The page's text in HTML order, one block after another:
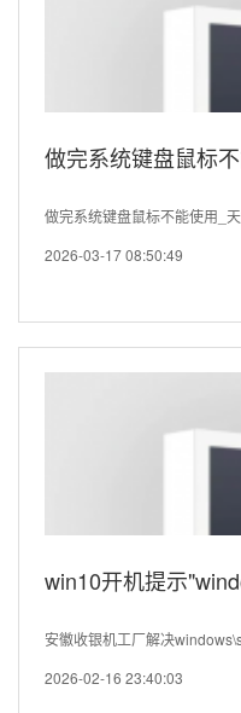
做完系统键盘鼠标
做完系统键盘鼠标不能使用_
2026-03-17 08:50:49
win10开机提示
安徽收银机工厂解决
2026-02-16 23:40:03